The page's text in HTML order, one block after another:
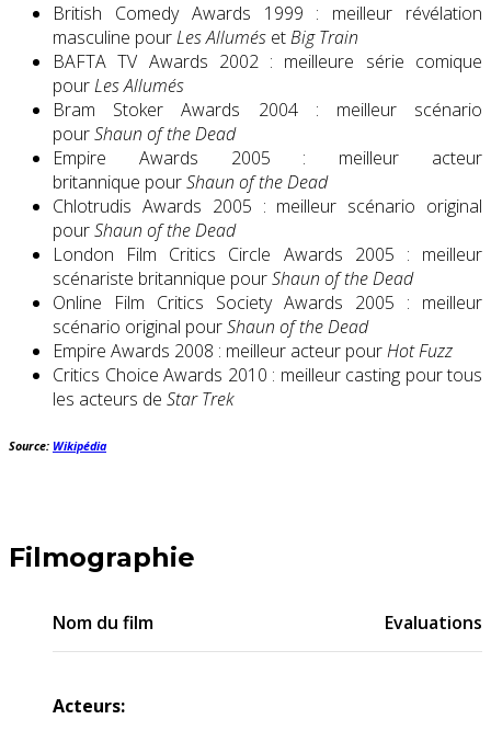
British Comedy Awards 1999 : meilleur révélation
masculine pourLes Allumés etBig Train
BAFTA TV Awards 2002 : meilleure série comique
pourLes Allumés
Bram Stoker Awards 2004 : meilleur scénario
pourShaun of the Dead
Empire Awards 2005 : meilleur acteur
britannique pourShaun of the Dead
Chlotrudis Awards 2005 : meilleur scénario original
pourShaun of the Dead
London Film Critics Circle Awards 2005 : meilleur
scénariste britannique pourShaun of the Dead
Online Film Critics Society Awards 2005 : meilleur
scénario original pourShaun of the Dead
Empire Awards 2008 : meilleur acteur pourHot Fuzz
Critics Choice Awards 2010 : meilleur casting pour tous
les acteurs de Star Trek
Source: Wikipédia
Filmographie
Nom du film Evaluations
Acteurs: